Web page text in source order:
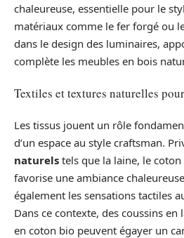
chaleureuse, essentielle pour le
matériaux comme le fer forgé ou
dans le design des luminaires,
complète les meubles en bois
Textiles et textures naturelles
Les tissus jouent un rôle
d’un espace au style craftsman.
naturels tels que la laine, le
favorise une ambiance
également les sensations tactiles
Dans ce contexte, des coussins
en coton bio peuvent égayer un